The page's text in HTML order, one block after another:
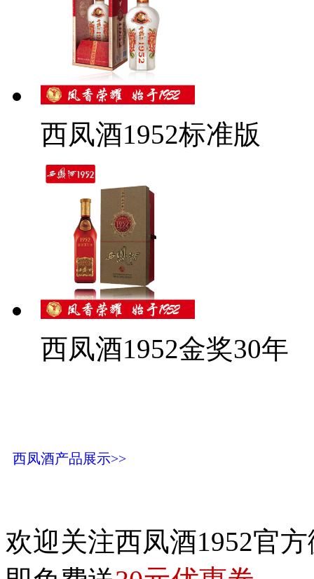
西凤酒1952标准版
西凤酒1952金奖30年
西凤酒产品展示>>
欢迎关注西凤酒1952官